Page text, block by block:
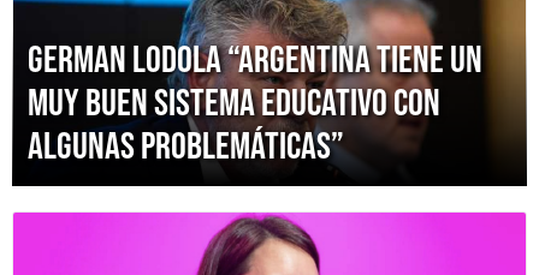
German Lodola “Argentina tiene un
muy buen sistema educativo con
algunas problemáticas”